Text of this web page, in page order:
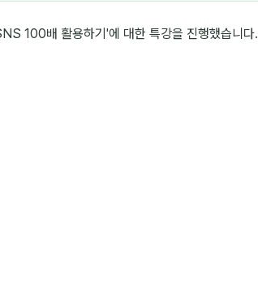
100배 활용하기'에 대한 특강을 진행했습니다.